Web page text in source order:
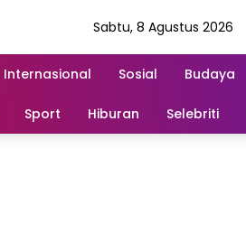
Sabtu, 8 Agustus 2026
Internasional Sosial Budaya
Sport Hiburan Selebriti